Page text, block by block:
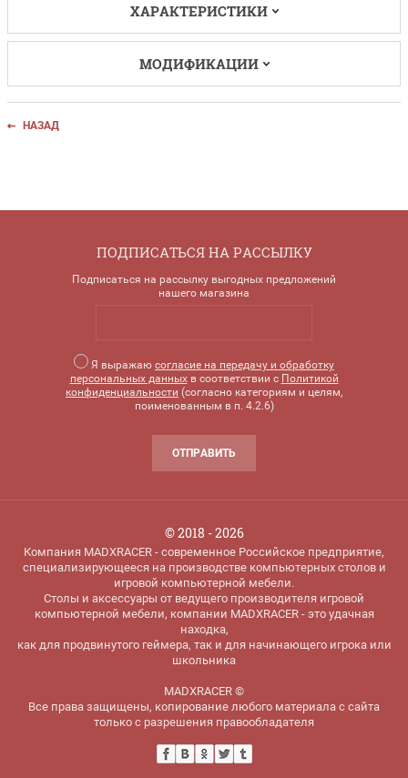
ХАРАКТЕРИСТИКИ
МОДИФИКАЦИИ
НАЗАД
ПОДПИСАТЬСЯ НА РАССЫЛКУ
Подписаться на рассылку выгодных предложений
нашего магазина
Я выражаю согласие на передачу и обработку
персональных данныхв соответствии с Политикой
конфиденциальности (согласно категориям и целям,
поименованным в п. 4.2.6)
ОТПРАВИТЬ
© 2018 - 2026
Компания MADXRACER - современное Российское предприятие,
специализирующееся на производстве компьютерных столов и
игровой компьютерной мебели.
Столы и аксессуары от ведущего производителя игровой
компьютерной мебели, компании MADXRACER - это удачная
находка,
как для продвинутого геймера, так и для начинающего игрока или
школьника
MADXRACER ©
Все права защищены, копирование любого материала с сайта
только с разрешения правообладателя